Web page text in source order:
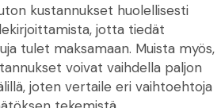
kustannukset huolellisesti
jotta tiedät
tulet maksamaan. Muista myös,
voivat vaihdella paljon
joten vertaile eri vaihtoehtoja